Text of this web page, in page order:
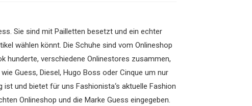
Sie sind mit Pailletten besetzt und ein echter
wählen könnt. Die Schuhe sind vom Onlineshop
hunderte, verschiedene Onlinestores zusammen,
Guess, Diesel, Hugo Boss oder Cinque um nur
und bietet für uns Fashionista‘s aktuelle Fashion
Onlineshop und die Marke Guess eingegeben.